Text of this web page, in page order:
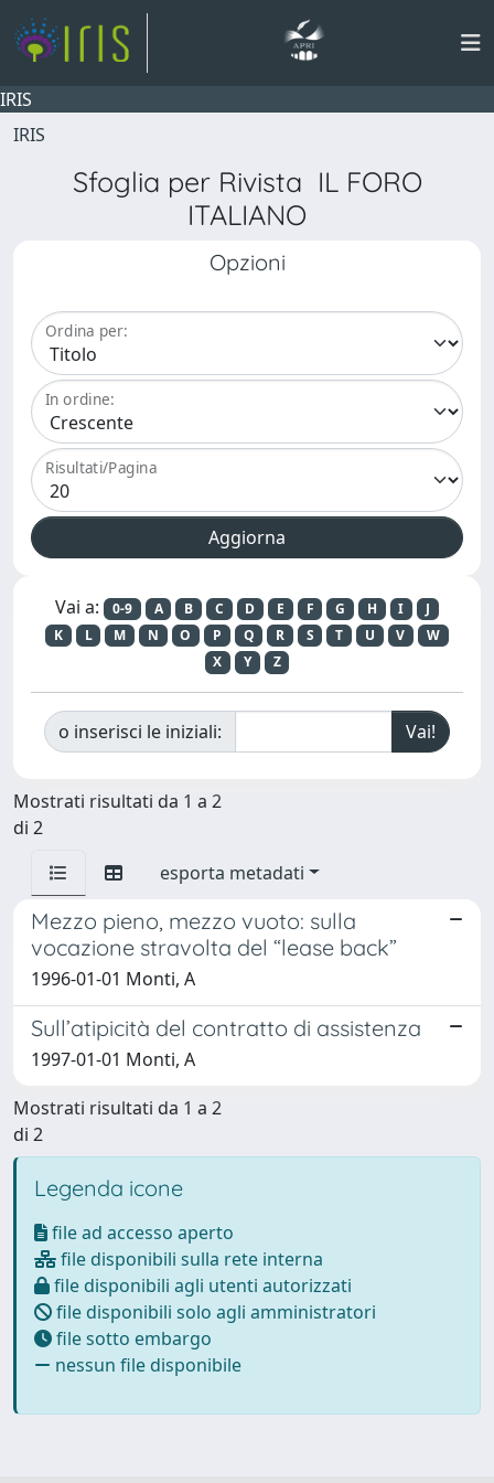
IRIS
IRIS
Sfoglia per Rivista IL FORO
ITALIANO
Opzioni
Ordina per:
In ordine:
Risultati/Pagina
Vai a: 0-9 A B C D E F G H I
J
K
L M N O P Q R S T U V
W
X
Y Z
o inserisci le iniziali:
Mostrati risultati da 1 a 2
di 2
esporta metadati
Mezzo pieno, mezzo vuoto: sulla
vocazione stravolta del “lease back”
1996-01-01 Monti, A
Sull’atipicità del contratto di assistenza
1997-01-01 Monti, A
Mostrati risultati da 1 a 2
di 2
Legenda icone
file ad accesso aperto
file disponibili sulla rete interna
file disponibili agli utenti autorizzati
file disponibili solo agli amministratori
file sotto embargo
nessun file disponibile